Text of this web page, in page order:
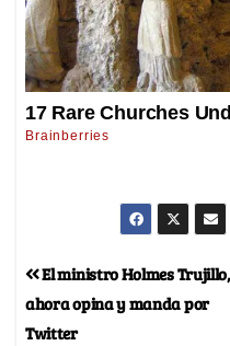
El ministro Holmes Trujillo,
ahora opina y manda por
Twitter